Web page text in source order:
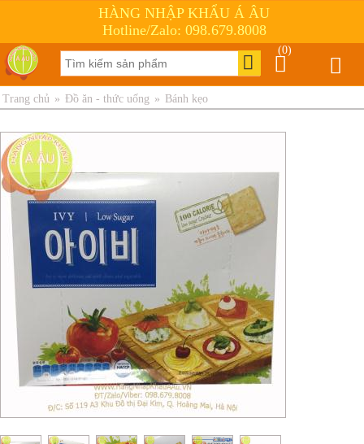
HÀNG NHẬP KHẨU Á ÂU
Hotline/Zalo: 098.679.8008
(0)
Trang chủ » Đồ ăn - thức uống » Bánh kẹo